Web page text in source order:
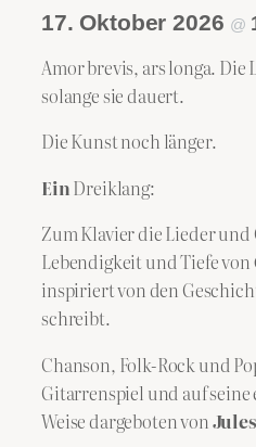
17. Oktober 2026 @
Amor brevis, ars longa. Die
solange sie dauert.
Die Kunst noch länger.
EinDreiklang:
Zum Klavier die Lieder und
Lebendigkeit und Tiefe von
inspiriert von den
schreibt.
Chanson, Folk-Rock und
Gitarrenspiel und auf
Weise dargeboten von